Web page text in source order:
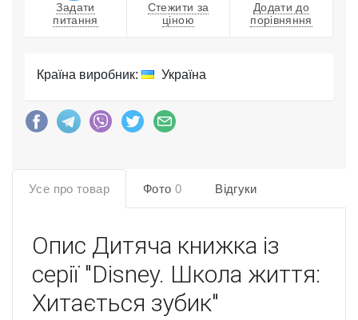
Задати
питання
Стежити за
ціною
Додати до
порівняння
Країна виробник: Україна
Усе про товар Фото 0 Відгуки
Опис Дитяча книжка із
серії "Disney. Школа життя:
Хитається зубик"